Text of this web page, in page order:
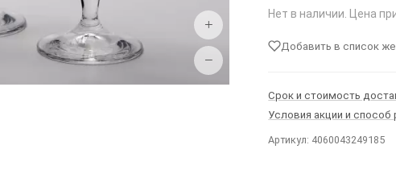
+
−
Нет в наличии. Цена
Добавить в список
Срок и стоимость
Условия акции и способ
Артикул: 4060043249185